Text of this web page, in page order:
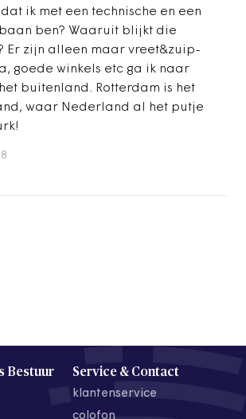
ik met een technische en een
ben? Waaruit blijkt die
Er zijn alleen maar vreet&zuip-
goede winkels etc ga ik naar
buitenland. Rotterdam is het
waar Nederland al het putje
Bestuur Service & Contact
klantenservice
colofon